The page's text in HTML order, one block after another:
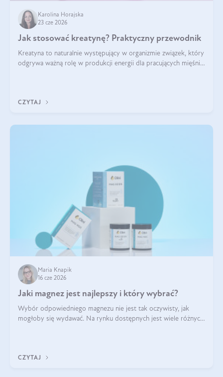
Karolina Horajska
23 cze 2026
Jak stosować kreatynę? Praktyczny przewodnik
Kreatyna to naturalnie występujący w organizmie związek, który
odgrywa ważną rolę w produkcji energii dla pracujących mięśni.
CZYTAJ
Maria Knapik
16 cze 2026
Jaki magnez jest najlepszy i który wybrać?
Wybór odpowiedniego magnezu nie jest tak oczywisty, jak
mogłoby się wydawać. Na rynku dostępnych jest wiele różnych
CZYTAJ